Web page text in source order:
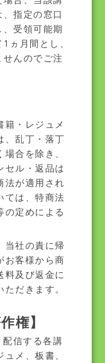
指定の窓口
受領可能期
ヵ月間とし、
んのでご注
籍・レジュメ
、乱丁・落丁
合を除き、
セル・返品は
法が適用され
ては、特商法
の定めによる
当社の責に帰
お客様から商
料及び返金に
だきます。
権】
配信する各講
メ、板書、